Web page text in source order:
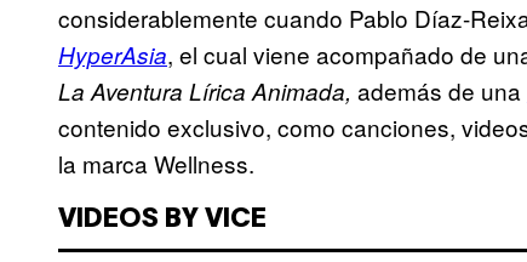
considerablemente cuando Pablo Díaz-
HyperAsia, el cual viene acompañado de
La Aventura Lírica Animada, además de una
contenido exclusivo, como canciones,
la marca Wellness.
VIDEOS BY VICE